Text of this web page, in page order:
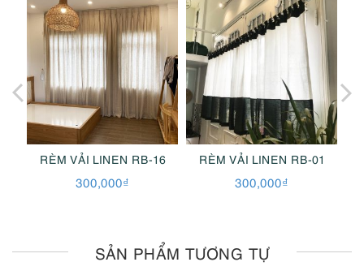
RÈM VẢI LINEN RB-16
300,000₫
RÈM VẢI LINEN RB-01
300,000₫
SẢN PHẨM TƯƠNG TỰ